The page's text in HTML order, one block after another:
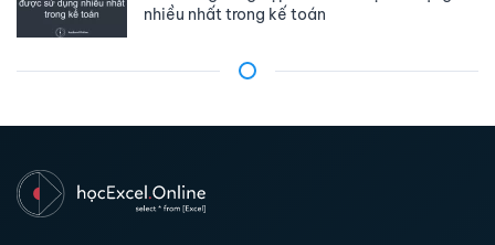
nhiều nhất trong kế toán